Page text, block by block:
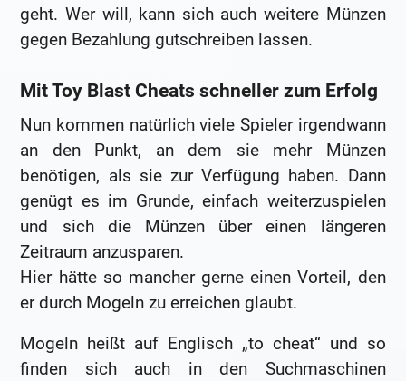
geht. Wer will, kann sich auch weitere Münzen
gegen Bezahlung gutschreiben lassen.
Mit Toy Blast Cheats schneller zum Erfolg
Nun kommen natürlich viele Spieler irgendwann
an den Punkt, an dem sie mehr Münzen
benötigen, als sie zur Verfügung haben. Dann
genügt es im Grunde, einfach weiterzuspielen
und sich die Münzen über einen längeren
Zeitraum anzusparen.
Hier hätte so mancher gerne einen Vorteil, den
er durch Mogeln zu erreichen glaubt.
Mogeln heißt auf Englisch „to cheat“ und so
finden sich auch in den Suchmaschinen